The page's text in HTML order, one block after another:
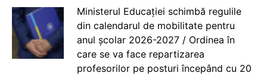
Ministerul Educației schimbă regulile
din calendarul de mobilitate pentru
anul școlar 2026-2027 / Ordinea în
care se va face repartizarea
profesorilor pe posturi începând cu 20